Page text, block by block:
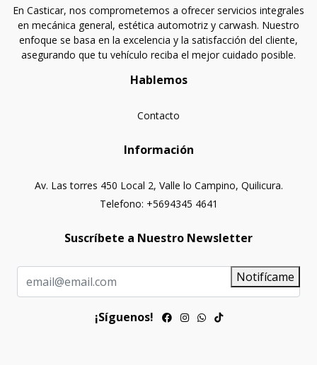
En Casticar, nos comprometemos a ofrecer servicios integrales
en mecánica general, estética automotriz y carwash. Nuestro
enfoque se basa en la excelencia y la satisfacción del cliente,
asegurando que tu vehículo reciba el mejor cuidado posible.
Hablemos
Contacto
Información
Av. Las torres 450 Local 2, Valle lo Campino, Quilicura.
Telefono: +5694345 4641
Suscríbete a Nuestro Newsletter
Notifícame
¡Síguenos!